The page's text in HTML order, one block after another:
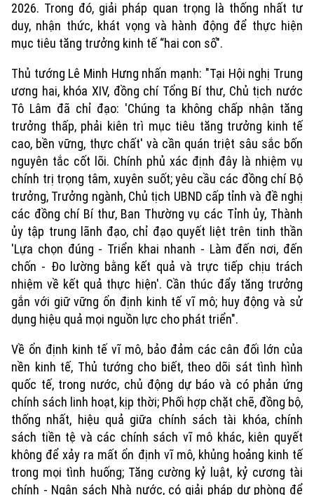
2026. Trong đó, giải pháp quan trọng là thống nhất tư
duy, nhận thức, khát vọng và hành động để thực hiện
mục tiêu tăng trưởng kinh tế “hai con số".
Thủ tướng Lê Minh Hưng nhấn mạnh: "Tại Hội nghị Trung
ương hai, khóa XIV, đồng chí Tổng Bí thư, Chủ tịch nước
Tô Lâm đã chỉ đạo: 'Chúng ta không chấp nhận tăng
trưởng thấp, phải kiên trì mục tiêu tăng trưởng kinh tế
cao, bền vững, thực chất' và cần quán triệt sâu sắc bốn
nguyên tắc cốt lõi. Chính phủ xác định đây là nhiệm vụ
chính trị trọng tâm, xuyên suốt; yêu cầu các đồng chí Bộ
trưởng, Trưởng ngành, Chủ tịch UBND cấp tỉnh và đề nghị
các đồng chí Bí thư, Ban Thường vụ các Tỉnh ủy, Thành
ủy tập trung lãnh đạo, chỉ đạo quyết liệt trên tinh thần
'Lựa chọn đúng - Triển khai nhanh - Làm đến nơi, đến
chốn - Đo lường bằng kết quả và trực tiếp chịu trách
nhiệm về kết quả thực hiện'. Cần thúc đẩy tăng trưởng
gắn với giữ vững ổn định kinh tế vĩ mô; huy động và sử
dụng hiệu quả mọi nguồn lực cho phát triển".
Về ổn định kinh tế vĩ mô, bảo đảm các cân đối lớn của
nền kinh tế, Thủ tướng cho biết, theo dõi sát tình hình
quốc tế, trong nước, chủ động dự báo và có phản ứng
chính sách linh hoạt, kịp thời; Phối hợp chặt chẽ, đồng bộ,
thống nhất, hiệu quả giữa chính sách tài khóa, chính
sách tiền tệ và các chính sách vĩ mô khác, kiên quyết
không để xảy ra mất ổn định vĩ mô, khủng hoảng kinh tế
trong mọi tình huống; Tăng cường kỷ luật, kỷ cương tài
chính - Ngân sách Nhà nước, có giải pháp dự phòng để